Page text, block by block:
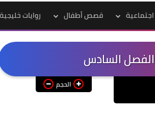
اجتماعية قصص أطفال روايات خليجية
السادس
الحجم